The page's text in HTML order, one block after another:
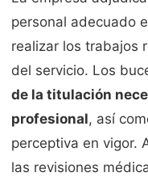
personal adecuado
realizar los trabajos
del servicio. Los
de la titulación
profesional, así
perceptiva en vigor.
las revisiones